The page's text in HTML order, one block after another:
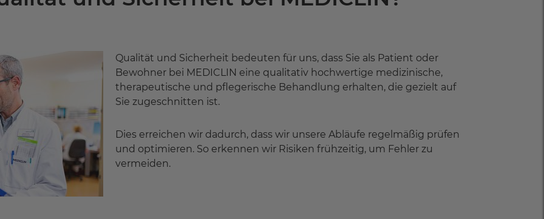
Qualität und Sicherheit bedeuten für uns, dass Sie als Patient oder
Bewohner bei MEDICLIN eine qualitativ hochwertige medizinische,
therapeutische und pflegerische Behandlung erhalten, die gezielt auf
Sie zugeschnitten ist.
Dies erreichen wir dadurch, dass wir unsere Abläufe regelmäßig prüfen
und optimieren. So erkennen wir Risiken frühzeitig, um Fehler zu
vermeiden.